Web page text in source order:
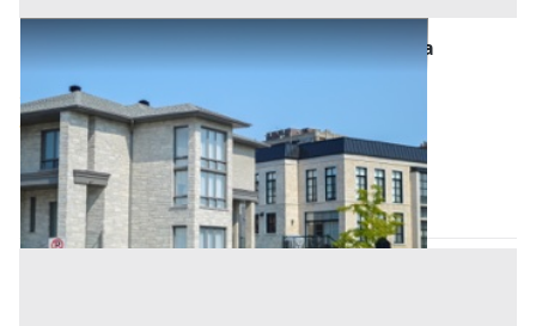
Abitazione di Tipo Civile all'asta a Provincia
sconosciuta
Masi (Padova)
Offerta minima
39.750 € 53.000 €
Codice asta:
62fa7ef3
Asta chiusa